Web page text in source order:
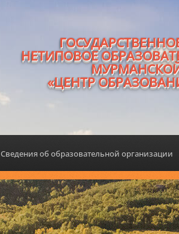
НЕТИПОВОЕ
«ЦЕНТР
Сведения об образовательной организации